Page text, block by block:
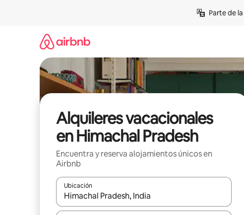
Parte de
Alquileres vacacionales
en Himachal Pradesh
Encuentra y reserva alojamientos únicos en
Airbnb
Ubicación
Cuando los resultados estén disponibles, navega con